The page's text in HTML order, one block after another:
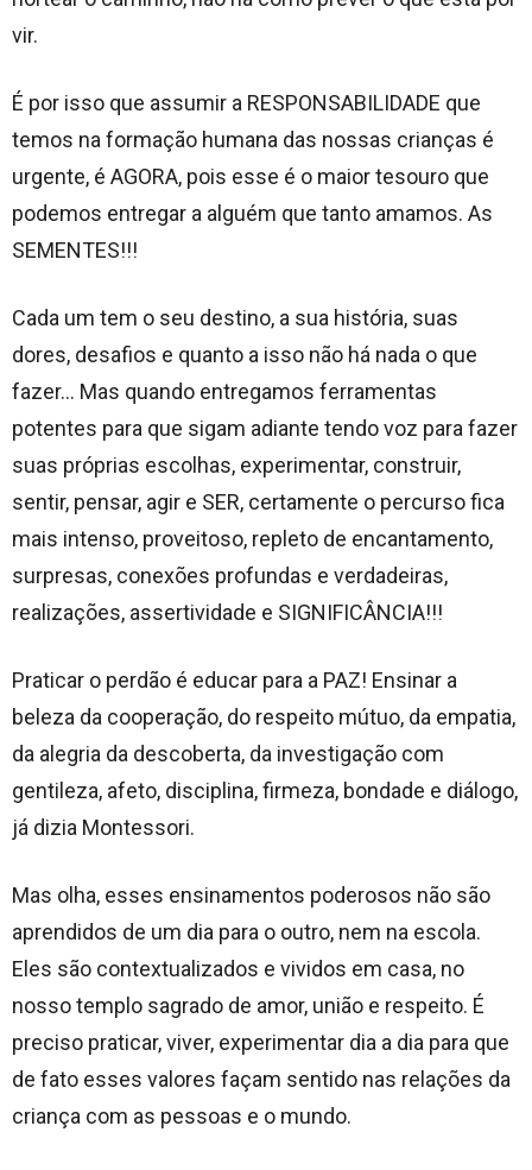
vir.
É por isso que assumir a RESPONSABILIDADE que
temos na formação humana das nossas crianças é
urgente, é AGORA, pois esse é o maior tesouro que
podemos entregar a alguém que tanto amamos. As
SEMENTES!!!
Cada um tem o seu destino, a sua história, suas
dores, desafios e quanto a isso não há nada o que
fazer… Mas quando entregamos ferramentas
potentes para que sigam adiante tendo voz para fazer
suas próprias escolhas, experimentar, construir,
sentir, pensar, agir e SER, certamente o percurso fica
mais intenso, proveitoso, repleto de encantamento,
surpresas, conexões profundas e verdadeiras,
realizações, assertividade e SIGNIFICÂNCIA!!!
Praticar o perdão é educar para a PAZ! Ensinar a
beleza da cooperação, do respeito mútuo, da empatia,
da alegria da descoberta, da investigação com
gentileza, afeto, disciplina, firmeza, bondade e diálogo,
já dizia Montessori.
Mas olha, esses ensinamentos poderosos não são
aprendidos de um dia para o outro, nem na escola.
Eles são contextualizados e vividos em casa, no
nosso templo sagrado de amor, união e respeito. É
preciso praticar, viver, experimentar dia a dia para que
de fato esses valores façam sentido nas relações da
criança com as pessoas e o mundo.